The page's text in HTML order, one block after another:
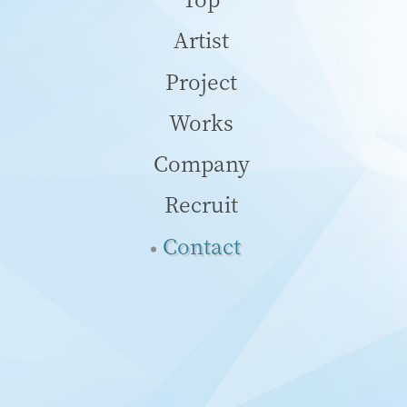
Artist
Project
Works
Company
Recruit
Contact